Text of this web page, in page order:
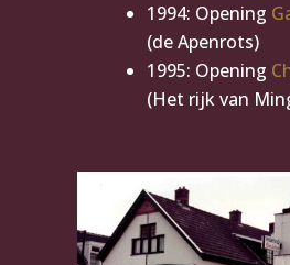
1994: Opening
(de Apenrots)
1995: Opening
(Het rijk van